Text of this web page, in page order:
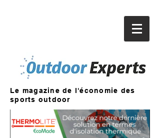
Le magazine de l'économie des
sports outdoor